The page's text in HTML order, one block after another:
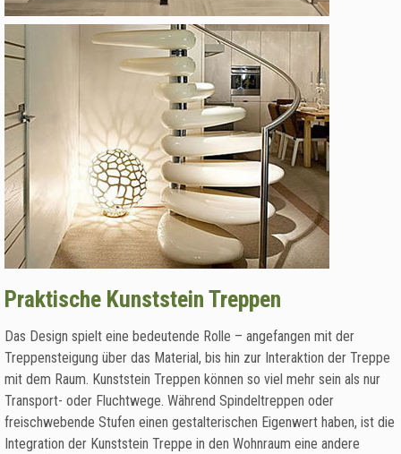
Praktische Kunststein Treppen
Das Design spielt eine bedeutende Rolle – angefangen mit der
Treppensteigung über das Material, bis hin zur Interaktion der Treppe
mit dem Raum. Kunststein Treppen können so viel mehr sein als nur
Transport- oder Fluchtwege. Während Spindeltreppen oder
freischwebende Stufen einen gestalterischen Eigenwert haben, ist die
Integration der Kunststein Treppe in den Wohnraum eine andere